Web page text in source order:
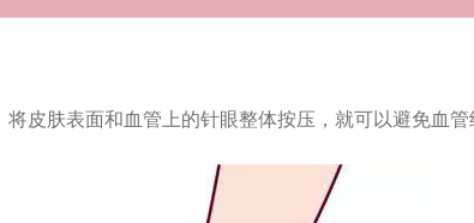
皮肤表面和血管上的针眼整体按压，就可以避免血管